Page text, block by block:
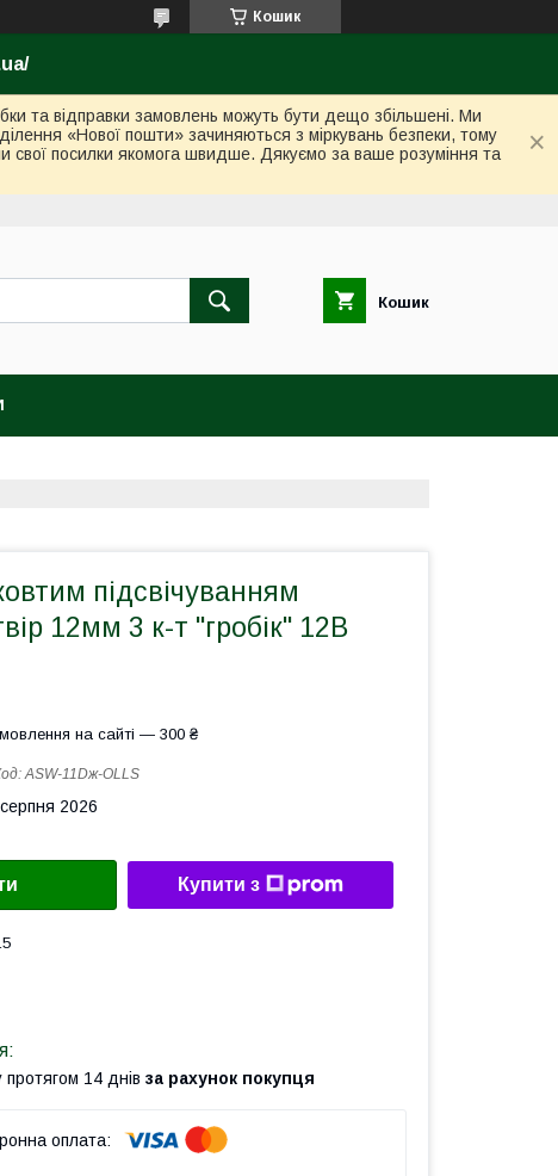
Кошик
та відправки замовлень можуть бути дещо збільшені. Ми
«Нової пошти» зачиняються з міркувань безпеки, тому
посилки якомога швидше. Дякуємо за ваше розуміння та
Кошик
підсвічуванням
12мм 3 к-т "гробік" 12В
на сайті — 300 ₴
ASW-11Dж-OLLS
2026
Купити з
14 днів за рахунок покупця